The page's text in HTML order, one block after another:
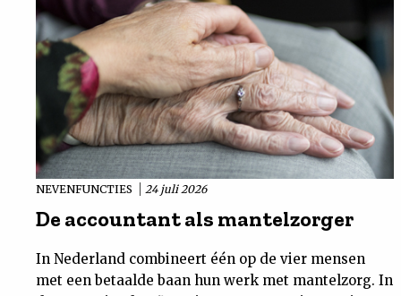
NEVENFUNCTIES 24 juli 2026
De accountant als mantelzorger
In Nederland combineert één op de vier mensen
met een betaalde baan hun werk met mantelzorg. In